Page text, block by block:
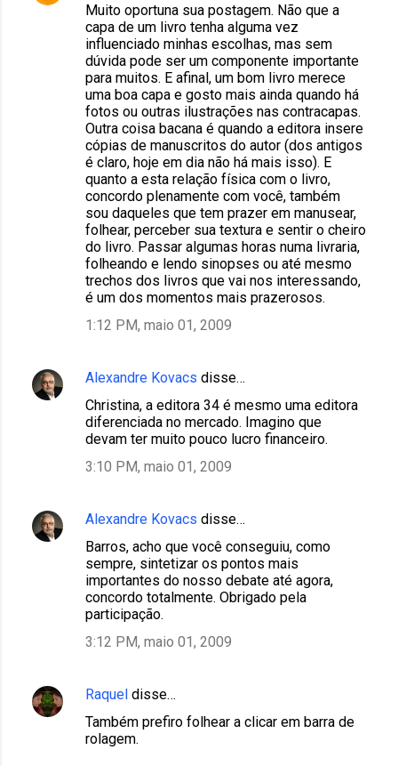
Muito oportuna sua postagem. Não que a
capa de um livro tenha alguma vez
influenciado minhas escolhas, mas sem
dúvida pode ser um componente importante
para muitos. E afinal, um bom livro merece
uma boa capa e gosto mais ainda quando há
fotos ou outras ilustrações nas contracapas.
Outra coisa bacana é quando a editora insere
cópias de manuscritos do autor (dos antigos
é claro, hoje em dia não há mais isso). E
quanto a esta relação física com o livro,
concordo plenamente com você, também
sou daqueles que tem prazer em manusear,
folhear, perceber sua textura e sentir o cheiro
do livro. Passar algumas horas numa livraria,
folheando e lendo sinopses ou até mesmo
trechos dos livros que vai nos interessando,
é um dos momentos mais prazerosos.
1:12 PM, maio 01, 2009
Alexandre Kovacs disse…
Christina, a editora 34 é mesmo uma editora
diferenciada no mercado. Imagino que
devam ter muito pouco lucro financeiro.
3:10 PM, maio 01, 2009
Alexandre Kovacs disse…
Barros, acho que você conseguiu, como
sempre, sintetizar os pontos mais
importantes do nosso debate até agora,
concordo totalmente. Obrigado pela
participação.
3:12 PM, maio 01, 2009
Raquel disse…
Também prefiro folhear a clicar em barra de
rolagem.